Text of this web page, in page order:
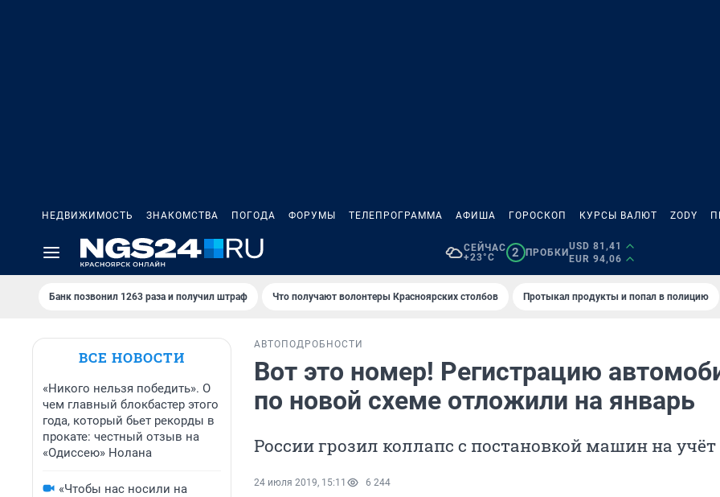
НЕДВИЖИМОСТЬ ЗНАКОМСТВА ПОГОДА ФОРУМЫ ТЕЛЕПРОГРАММА АФИША ГОРОСКОП КУРСЫ ВАЛЮТ ZODY
СЕЙЧАС
+23°C
2 ПРОБКИ
USD 81,41
EUR 94,06
Банк позвонил 1263 раза и получил штраф Что получают волонтеры Красноярских столбов Протыкал продукты и попал в полицию
ВСЕ НОВОСТИ
«Никого нельзя победить». О
чем главный блокбастер этого
года, который бьет рекорды в
прокате: честный отзыв на
«Одиссею» Нолана
«Чтобы нас носили на
АВТО ПОДРОБНОСТИ
Вот это номер! Регистрацию
по новой схеме отложили на январь
России грозил коллапс с постановкой машин на учёт
24 июля 2019, 15:11 6 244